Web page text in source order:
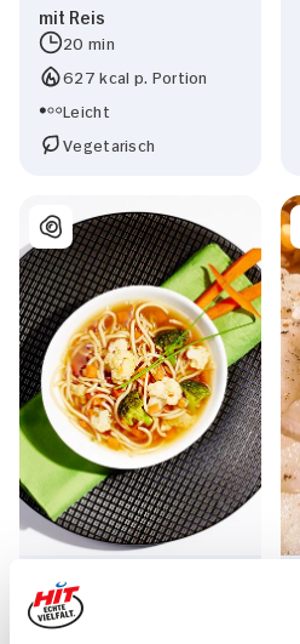
mit Reis
20 min
627 kcal p. Portion
Leicht
Vegetarisch
Asiatische
Frühlingssuppe Für 4